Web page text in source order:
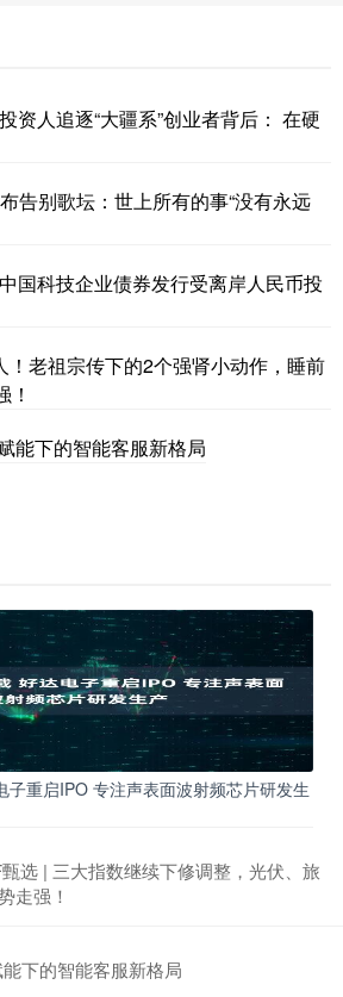
资人追逐“大疆系”创业者背后： 在硬
告别歌坛：世上所有的事“没有永远
国科技企业债券发行受离岸人民币投
！老祖宗传下的2个强肾小动作，睡前
能下的智能客服新格局
子重启IPO 专注声表面波射频芯片研发生
选 | 三大指数继续下修调整，光伏、旅
走强！
下的智能客服新格局